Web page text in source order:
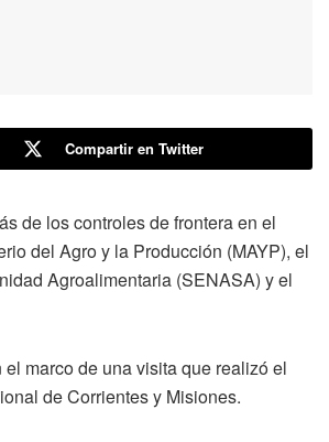
Compartir en Twitter
de los controles de frontera en el
del Agro y la Producción (MAYP), el
Agroalimentaria (SENASA) y el
marco de una visita que realizó el
de Corrientes y Misiones.